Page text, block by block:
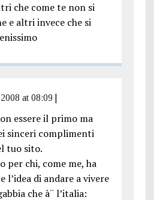
che come te non si
e altri invece che si
at 08:09
essere il primo ma
sinceri complimenti
tuo sito.
per chi, come me, ha
l’idea di andare a vivere
che à¨ l’italia: